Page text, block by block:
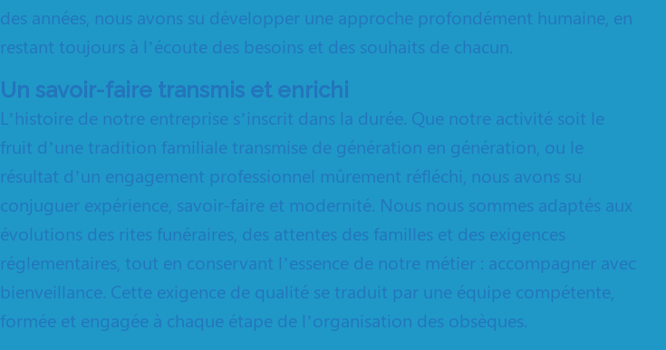
des années, nous avons su développer une approche profondément humaine, en
restant toujours à l’écoute des besoins et des souhaits de chacun.
Un savoir-faire transmis et enrichi
L’histoire de notre entreprise s’inscrit dans la durée. Que notre activité soit le
fruit d’une tradition familiale transmise de génération en génération, ou le
résultat d’un engagement professionnel mûrement réfléchi, nous avons su
conjuguer expérience, savoir-faire et modernité. Nous nous sommes adaptés aux
évolutions des rites funéraires, des attentes des familles et des exigences
réglementaires, tout en conservant l’essence de notre métier : accompagner avec
bienveillance. Cette exigence de qualité se traduit par une équipe compétente,
formée et engagée à chaque étape de l’organisation des obsèques.